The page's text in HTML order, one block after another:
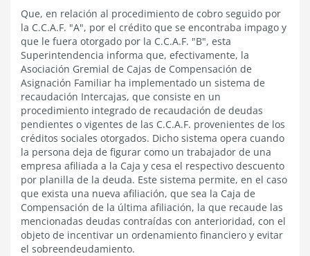
Que, en relación al procedimiento de cobro seguido por
la C.C.A.F. "A", por el crédito que se encontraba impago y
que le fuera otorgado por la C.C.A.F. "B", esta
Superintendencia informa que, efectivamente, la
Asociación Gremial de Cajas de Compensación de
Asignación Familiar ha implementado un sistema de
recaudación Intercajas, que consiste en un
procedimiento integrado de recaudación de deudas
pendientes o vigentes de las C.C.A.F. provenientes de los
créditos sociales otorgados. Dicho sistema opera cuando
la persona deja de figurar como un trabajador de una
empresa afiliada a la Caja y cesa el respectivo descuento
por planilla de la deuda. Este sistema permite, en el caso
que exista una nueva afiliación, que sea la Caja de
Compensación de la última afiliación, la que recaude las
mencionadas deudas contraídas con anterioridad, con el
objeto de incentivar un ordenamiento financiero y evitar
el sobreendeudamiento.